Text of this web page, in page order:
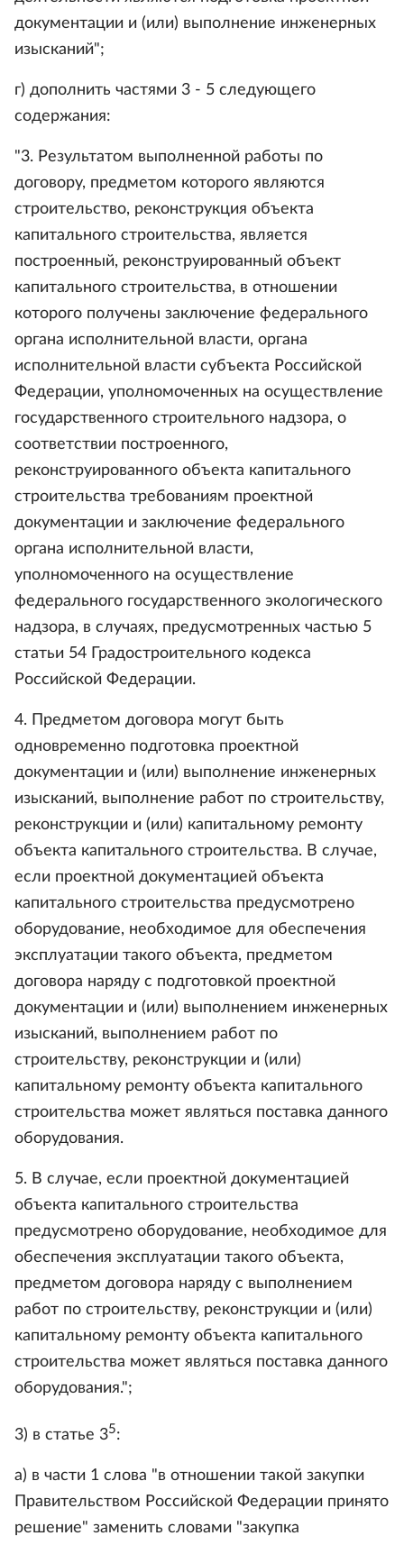
документации и (или) выполнение инженерных
изысканий";
г) дополнить частями 3 - 5 следующего
содержания:
"3. Результатом выполненной работы по
договору, предметом которого являются
строительство, реконструкция объекта
капитального строительства, является
построенный, реконструированный объект
капитального строительства, в отношении
которого получены заключение федерального
органа исполнительной власти, органа
исполнительной власти субъекта Российской
Федерации, уполномоченных на осуществление
государственного строительного надзора, о
соответствии построенного,
реконструированного объекта капитального
строительства требованиям проектной
документации и заключение федерального
органа исполнительной власти,
уполномоченного на осуществление
федерального государственного экологического
надзора, в случаях, предусмотренных частью 5
статьи 54 Градостроительного кодекса
Российской Федерации.
4. Предметом договора могут быть
одновременно подготовка проектной
документации и (или) выполнение инженерных
изысканий, выполнение работ по строительству,
реконструкции и (или) капитальному ремонту
объекта капитального строительства. В случае,
если проектной документацией объекта
капитального строительства предусмотрено
оборудование, необходимое для обеспечения
эксплуатации такого объекта, предметом
договора наряду с подготовкой проектной
документации и (или) выполнением инженерных
изысканий, выполнением работ по
строительству, реконструкции и (или)
капитальному ремонту объекта капитального
строительства может являться поставка данного
оборудования.
5. В случае, если проектной документацией
объекта капитального строительства
предусмотрено оборудование, необходимое для
обеспечения эксплуатации такого объекта,
предметом договора наряду с выполнением
работ по строительству, реконструкции и (или)
капитальному ремонту объекта капитального
строительства может являться поставка данного
оборудования.";
3) в статье 35:
а) в части 1 слова "в отношении такой закупки
Правительством Российской Федерации принято
решение" заменить словами "закупка